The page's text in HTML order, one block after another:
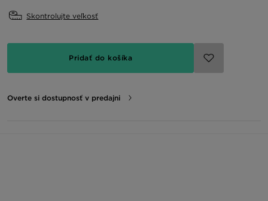
Skontrolujte veľkosť
Pridať do košíka
Overte si dostupnosť v predajni